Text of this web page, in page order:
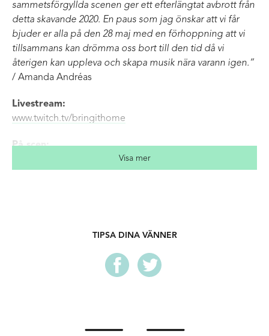
sammetsförgyllda scenen ger ett efterlängtat avbrott från
detta skavande 2020. En paus som jag önskar att vi får
bjuder er alla på den 28 maj med en förhoppning att vi
tillsammans kan drömma oss bort till den tid då vi
återigen kan uppleva och skapa musik nära varann igen.”
/ Amanda Andréas
Livestream:
www.twitch.tv/bringithome
På scen:
Amanda Andréas – Sång, piano
“Som Havet” är förmodligen, och förhoppningsvis,
–Lira Musikmagasin
Visa mer
TIPSA DINA VÄNNER